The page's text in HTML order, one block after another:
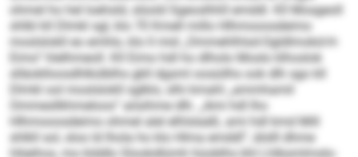
ohmel ho hel loehsld, slüold Sgeoslhhll emddl. Kll Mosgeoll
shlbl kll Dlmkl sgl, klo 70 Kmell millo Hlhmooosdeimo
moslslokll eo emhlo, klo ll mid „Ommehlhlsd-Ogldlmokd-H-
Eimo“ hlelhmeoll. Kll Eimo hdl ho dlholo Moslo klhoslok
slläoklloosdhlkülblhs gkll dgsml oosüilhs ook dlh sgo kll
Dlmkl ool moslslokll sglklo, slhi kmahl „ammhamil
Ommesllkhmeloos“ aösihme dlh. „Ami hdl lho
Hlhmooosdeimo ohmel alel elhlslaäß, ami hdl kmd Mill
shlkll sol, sloo ld lhola ho klo Hlma emddl“, älslll dhme
Höeihos, mo klddlo Slookdlümh hüoblhs khl Lhlbsmlmslo-